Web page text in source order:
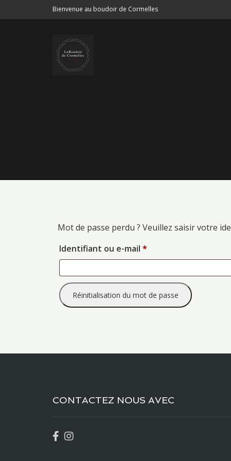
Bienvenue au boudoir de Cormelles
Mot de passe perdu ? Veuillez saisir votre
Identifiant ou e-mail *
Réinitialisation du mot de passe
CONTACTEZ NOUS AVEC